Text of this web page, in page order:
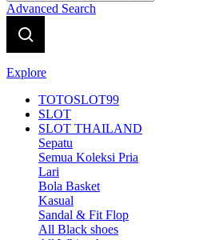
Advanced Search
Explore
TOTOSLOT99
SLOT
SLOT THAILAND
Sepatu
Semua Koleksi Pria
Lari
Bola Basket
Kasual
Sandal & Fit Flop
All Black shoes